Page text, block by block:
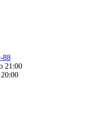
88
21:00